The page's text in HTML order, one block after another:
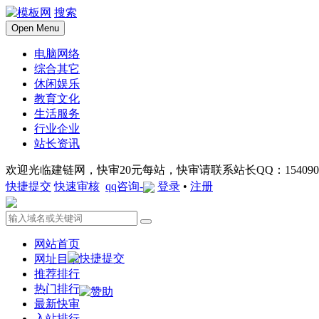
搜索
Open Menu
电脑网络
综合其它
休闲娱乐
教育文化
生活服务
行业企业
站长资讯
欢迎光临建链网，快审20元每站，快审请联系站长QQ：
快捷提交 快速审核 qq咨询- 登录 • 注册
网站首页
网址目录
推荐排行
热门排行
最新快审